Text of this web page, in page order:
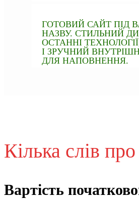
ГОТОВИЙ САЙТ ПІД
НАЗВУ. СТИЛЬНИЙ
ОСТАННІ
І ЗРУЧНИЙ
ДЛЯ НАПОВНЕННЯ.
Кілька слів
Вартість